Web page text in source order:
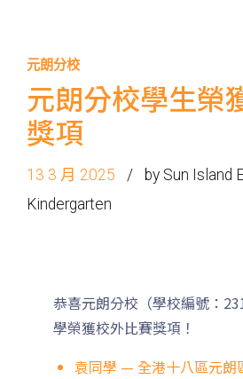
元朗分校
元朗分校學生榮
獎項
13 3 月 2025
by Sun Island
Kindergarten
恭喜元朗分校（學校編號：
學榮獲校外比賽獎項！
袁同學 — 全港十八區元朗